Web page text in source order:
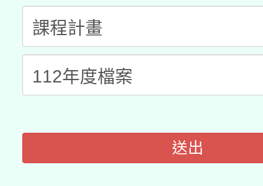
業技術研究院辦理「
用水績優單位及節水達
動」
115年8月22日(星期六
桃園市孔廟祈福系列
開 智慧啟航」
2026年桃園地景藝術
送出